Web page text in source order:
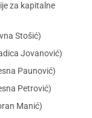
za kapitalne
Stošić)
Jovanović)
Paunović)
Petrović)
Manić)